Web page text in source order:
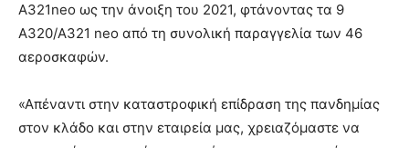
A321neo ως την άνοιξη του 2021, φτάνοντας τα 9
A320/A321 neo από τη συνολική παραγγελία των 46
αεροσκαφών.
«Απέναντι στην καταστροφική επίδραση της πανδημίας
στον κλάδο και στην εταιρεία μας, χρειαζόμαστε να